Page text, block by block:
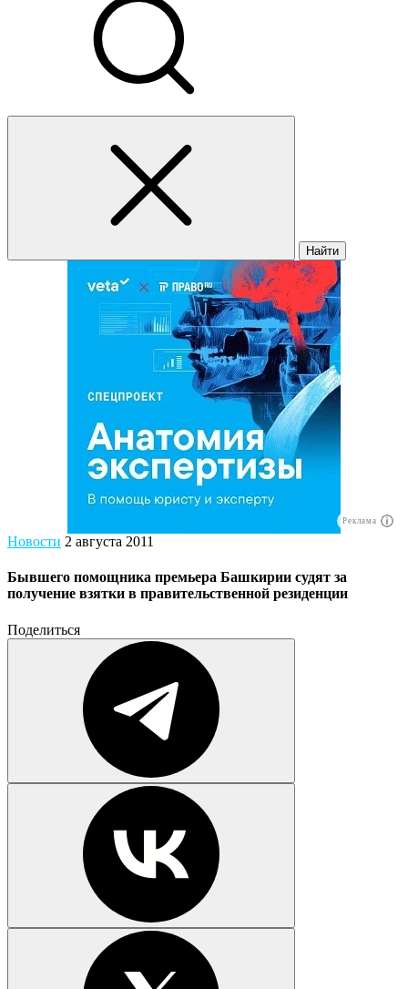
Найти
Реклама
Новости 2 августа 2011
Бывшего помощника премьера Башкирии судят за
получение взятки в правительственной резиденции
Поделиться